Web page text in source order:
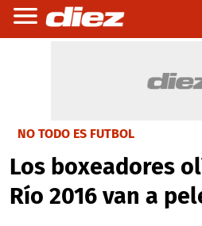
NO TODO ES FUTBOL
Los boxeadores
Río 2016 van a